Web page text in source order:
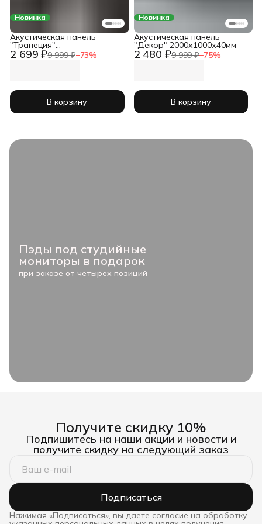
Новинка
2 699 ₽9 999 ₽−73%
Акустическая панель
"Трапеция"
2000х1000х50мм
В корзину
Новинка
2 480 ₽9 999 ₽−75%
Акустическая панель
"Декор" 2000х1000х40мм
В корзину
Пэды под студийные
мониторы в подарок
при заказе от четырех позиций
Получите скидку 10%
Подпишитесь на наши акции и новости и
получите скидку на следующий заказ
Подписаться
Нажимая «Подписаться», вы даете согласие на обработку